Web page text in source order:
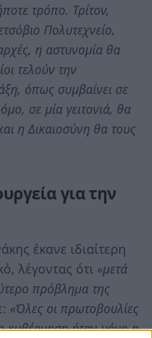
τρόπο. Τρίτον,
Πολυτεχνείο,
η αστυνομία θα
τελούν την
όπως συμβαίνει σε
σε μία γειτονιά, θα
η Δικαιοσύνη θα τους
για την
έκανε ιδιαίτερη
λέγοντας ότι «μετά
πρόβλημα της
«Όλες οι πρωτοβουλίες
κυβέρνηση ήταν μόνο η